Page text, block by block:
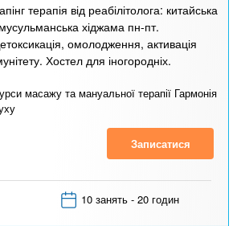
терапія від реабілітолога: китайська
хіджама пн-пт.
омолодження, активація
Хостел для іногородніх.
масажу та мануальної терапії Гармонія
Записатися
10 занять - 20 годин